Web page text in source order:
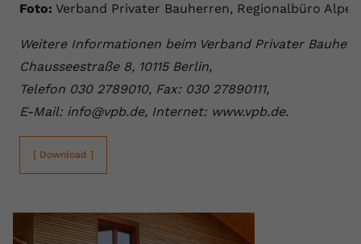
Foto: Verband Privater Bauherren, Regionalbüro
Weitere Informationen beim Verband Privater
Chausseestraße 8, 10115 Berlin,
Telefon 030 2789010, Fax: 030 27890111,
E-Mail: info@vpb.de, Internet: www.vpb.de.
[ Download ]